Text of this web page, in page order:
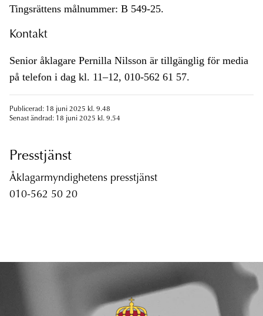
Tingsrättens målnummer: B 549-25.
Kontakt
Senior åklagare Pernilla Nilsson är tillgänglig för media
på telefon i dag kl. 11–12, 010-562 61 57.
Publicerad: 18 juni 2025 kl. 9.48
Senast ändrad: 18 juni 2025 kl. 9.54
Presstjänst
Åklagarmyndighetens presstjänst
010-562 50 20